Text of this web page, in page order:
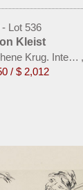
Lot 536
Kleist
Krug.
,
/ $ 2,012